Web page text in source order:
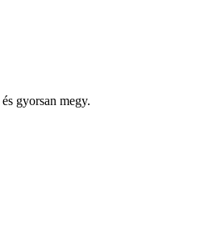
gyorsan megy.